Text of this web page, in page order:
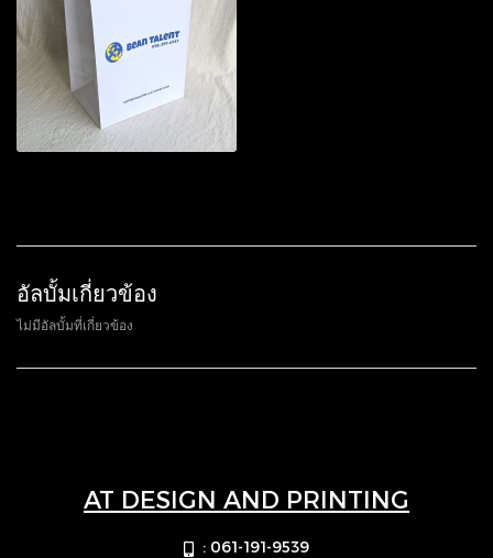
อัลบั้มเกี่ยวข้อง
ไม่มีอัลบั้มที่เกี่ยวข้อง
AT DESIGN AND PRINTING
: 061-191-9539